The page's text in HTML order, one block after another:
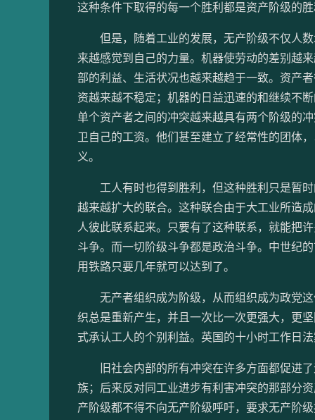
这种条件下取得的每一个胜利都是资产阶级的
但是，随着工业的发展，无产阶级不仅人数
来越感觉到自己的力量。机器使劳动的差别越
部的利益、生活状况也越来越趋于一致。资产
资越来越不稳定；机器的日益迅速的和继续不
单个资产者之间的冲突越来越具有两个阶级的
卫自己的工资。他们甚至建立了经常性的团体
义。
工人有时也得到胜利，但这种胜利只是暂时
越来越扩大的联合。这种联合由于大工业所造
人彼此联系起来。只要有了这种联系，就能把
斗争。而一切阶级斗争都是政治斗争。中世纪
用铁路只要几年就可以达到了。
无产者组织成为阶级，从而组织成为政党这
织总是重新产生，并且一次比一次更强大，更
式承认工人的个别利益。英国的十小时工作日
旧社会内部的所有冲突在许多方面都促进了
族；后来反对同工业进步有利害冲突的那部分
产阶级都不得不向无产阶级呼吁，要求无产阶